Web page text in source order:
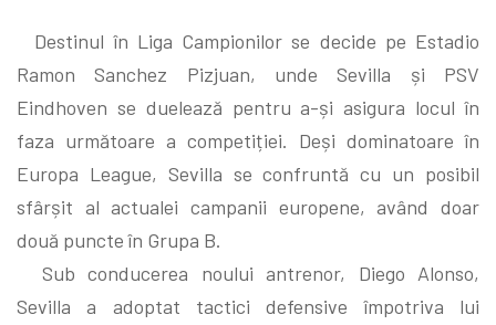
Destinul în Liga Campionilor se decide pe Estadio
Ramon Sanchez Pizjuan, unde Sevilla și PSV
Eindhoven se duelează pentru a-și asigura locul în
faza următoare a competiției. Deși dominatoare în
Europa League, Sevilla se confruntă cu un posibil
sfârșit al actualei campanii europene, având doar
două puncte în Grupa B.
Sub conducerea noului antrenor, Diego Alonso,
Sevilla a adoptat tactici defensive împotriva lui